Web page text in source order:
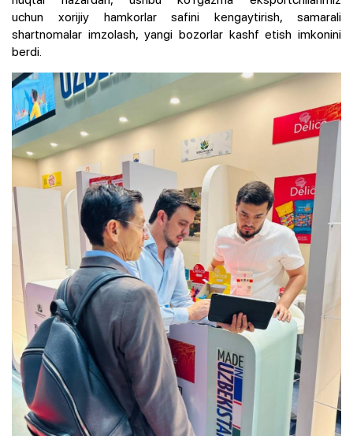
uchun xorijiy hamkorlar safini kengaytirish, samarali
shartnomalar imzolash, yangi bozorlar kashf etish imkonini
berdi.